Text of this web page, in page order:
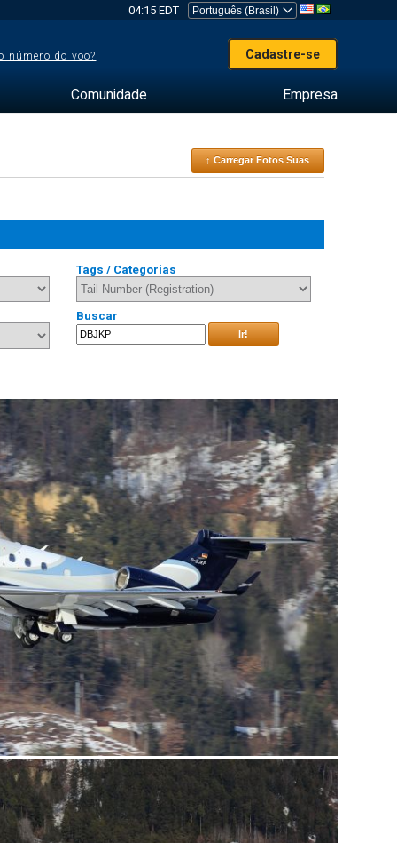
04:15 EDT
número do voo? Cadastre-se
Comunidade Empresa
↑ Carregar Fotos Suas
Tags / Categorias
Buscar
Ir!